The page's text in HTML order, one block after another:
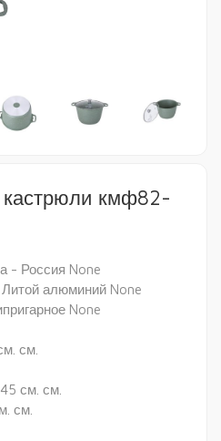
кастрюли кмф82-
- Россия None
алюминий None
None
см.
см. см.
см.